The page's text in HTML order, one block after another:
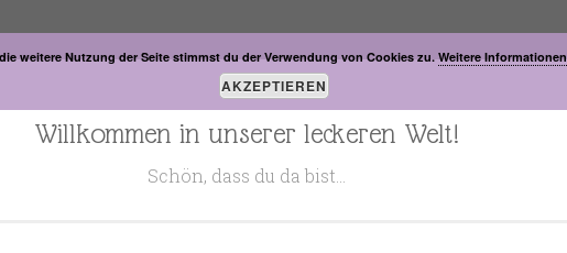
Willkommen in unserer leckeren Welt!
Schön, dass du da bist…
weitere Nutzung der Seite stimmst du der Verwendung von Cookies zu. Weitere Informationen
AKZEPTIEREN